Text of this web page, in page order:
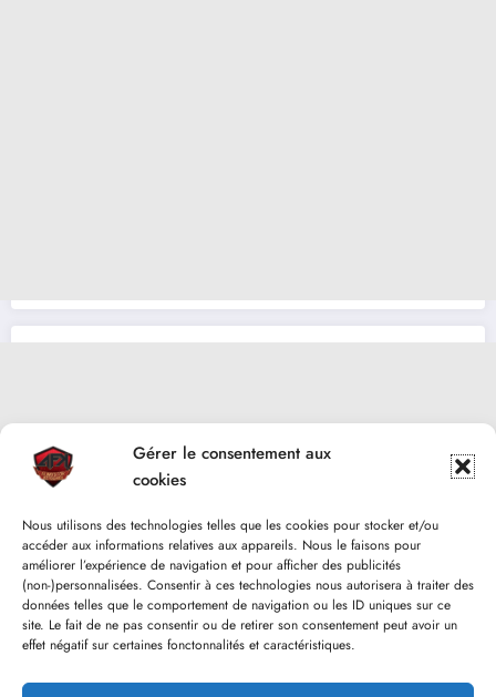
Gérer le consentement aux
cookies
Nous utilisons des technologies telles que les cookies pour stocker et/ou
accéder aux informations relatives aux appareils. Nous le faisons pour
améliorer l’expérience de navigation et pour afficher des publicités
(non-)personnalisées. Consentir à ces technologies nous autorisera à traiter des
données telles que le comportement de navigation ou les ID uniques sur ce
site. Le fait de ne pas consentir ou de retirer son consentement peut avoir un
effet négatif sur certaines fonctonnalités et caractéristiques.